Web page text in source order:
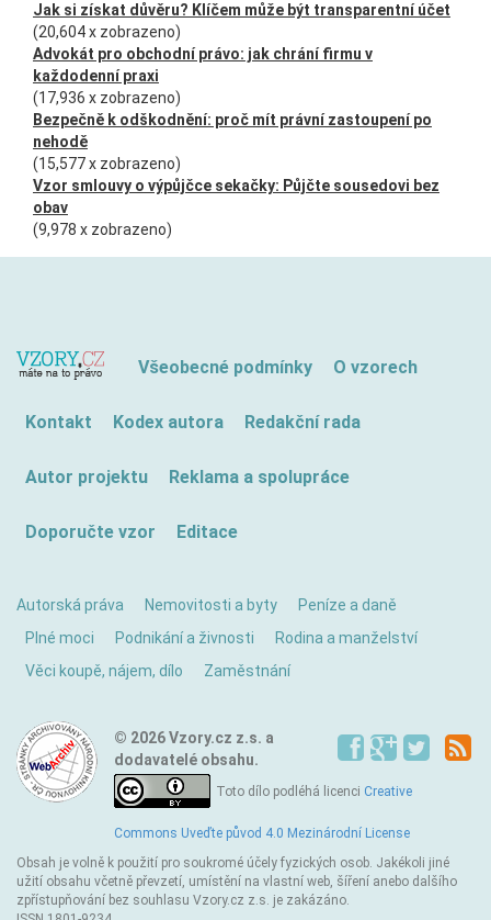
Jak si získat důvěru? Klíčem může být transparentní účet
(20,604 x zobrazeno)
Advokát pro obchodní právo: jak chrání firmu v
každodenní praxi
(17,936 x zobrazeno)
Bezpečně k odškodnění: proč mít právní zastoupení po
nehodě
(15,577 x zobrazeno)
Vzor smlouvy o výpůjčce sekačky: Půjčte sousedovi bez
obav
(9,978 x zobrazeno)
Všeobecné podmínky O vzorech
Kontakt Kodex autora Redakční rada
Autor projektu Reklama a spolupráce
Doporučte vzor Editace
Autorská práva Nemovitosti a byty
Peníze a daně
Plné moci
Podnikání a živnosti
Rodina a manželství
Věci koupě, nájem, dílo
Zaměstnání
© 2026 Vzory.cz z.s. a
dodavatelé obsahu.
Toto dílo podléhá licenci Creative
Commons Uveďte původ 4.0 Mezinárodní License
Obsah je volně k použití pro soukromé účely fyzických osob. Jakékoli jiné
užití obsahu včetně převzetí, umístění na vlastní web, šíření anebo dalšího
zpřístupňování bez souhlasu Vzory.cz z.s. je zakázáno.